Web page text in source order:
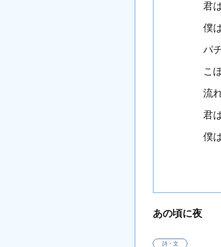
君
僕
パ
こ
流
君
僕
あの頃に夜
詩・文